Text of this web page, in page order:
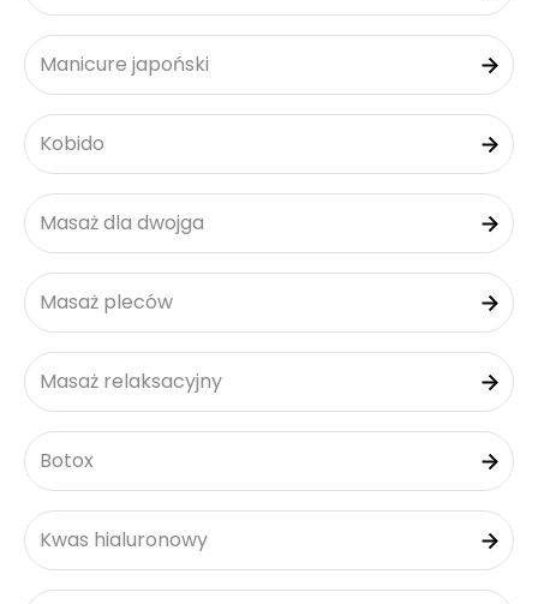
Manicure japoński
Kobido
Masaż dla dwojga
Masaż pleców
Masaż relaksacyjny
Botox
Kwas hialuronowy